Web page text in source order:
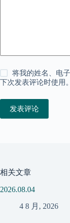
将我的姓名、电
下次发表评论时使用。
发表评论
相关文章
2026.08.04
4 8 月, 2026